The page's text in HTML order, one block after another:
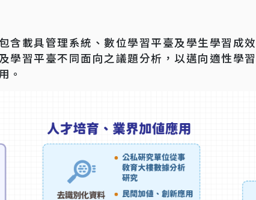
含載具管理系統、數位學習平臺及學生學習成
學習平臺不同面向之議題分析，以邁向適性學
。